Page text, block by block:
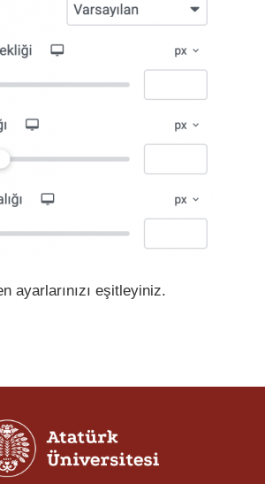
ayarlarınızı eşitleyiniz.